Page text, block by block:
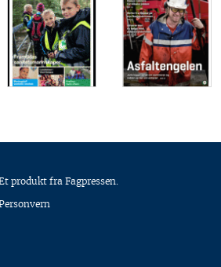
produkt fra Fagpressen.